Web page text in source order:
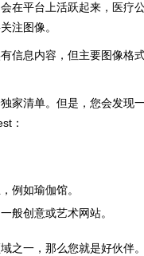
在平台上活跃起来，医疗
注图像。
信息内容，但主要图像格
家清单。但是，您会发现
：
例如瑜伽馆。
般创意或艺术网站。
之一，那么您就是好伙伴